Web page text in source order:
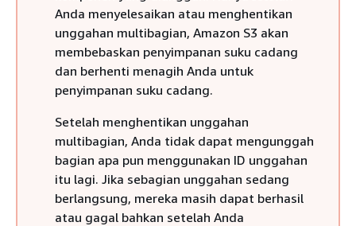
Anda menyelesaikan atau menghentikan
unggahan multibagian, Amazon S3 akan
membebaskan penyimpanan suku cadang
dan berhenti menagih Anda untuk
penyimpanan suku cadang.
Setelah menghentikan unggahan
multibagian, Anda tidak dapat mengunggah
bagian apa pun menggunakan ID unggahan
itu lagi. Jika sebagian unggahan sedang
berlangsung, mereka masih dapat berhasil
atau gagal bahkan setelah Anda